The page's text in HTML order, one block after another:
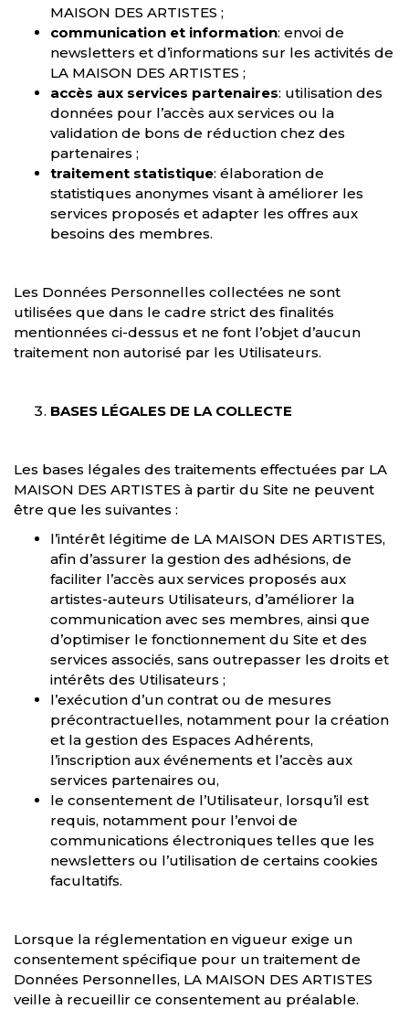
MAISON DES ARTISTES ;
communication et information: envoi de
newsletters et d’informations sur les activités de
LA MAISON DES ARTISTES ;
accès aux services partenaires: utilisation des
données pour l’accès aux services ou la
validation de bons de réduction chez des
partenaires ;
traitement statistique: élaboration de
statistiques anonymes visant à améliorer les
services proposés et adapter les offres aux
besoins des membres.
Les Données Personnelles collectées ne sont
utilisées que dans le cadre strict des finalités
mentionnées ci-dessus et ne font l’objet d’aucun
traitement non autorisé par les Utilisateurs.
BASES LÉGALES DE LA COLLECTE
Les bases légales des traitements effectuées par LA
MAISON DES ARTISTES à partir du Site ne peuvent
être que les suivantes :
l’intérêt légitime de LA MAISON DES ARTISTES,
afin d’assurer la gestion des adhésions, de
faciliter l’accès aux services proposés aux
artistes-auteurs Utilisateurs, d’améliorer la
communication avec ses membres, ainsi que
d’optimiser le fonctionnement du Site et des
services associés, sans outrepasser les droits et
intérêts des Utilisateurs ;
l’exécution d’un contrat ou de mesures
précontractuelles, notamment pour la création
et la gestion des Espaces Adhérents,
l’inscription aux événements et l’accès aux
services partenaires ou,
le consentement de l’Utilisateur, lorsqu’il est
requis, notamment pour l’envoi de
communications électroniques telles que les
newsletters ou l’utilisation de certains cookies
facultatifs.
Lorsque la réglementation en vigueur exige un
consentement spécifique pour un traitement de
Données Personnelles, LA MAISON DES ARTISTES
veille à recueillir ce consentement au préalable.